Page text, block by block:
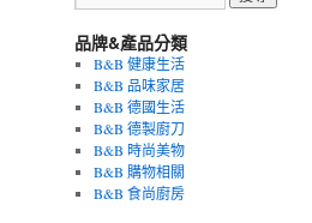
品牌&產品分類
B&B 健康生活
B&B 品味家居
B&B 德國生活
B&B 德製廚刀
B&B 時尚美物
B&B 購物相關
B&B 食尚廚房